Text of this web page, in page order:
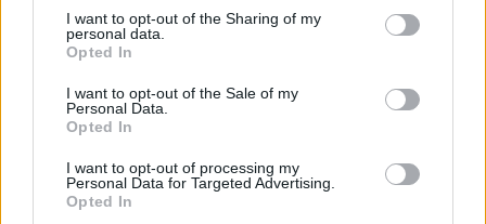
I want to opt-out of the Sharing of my
personal data.
Opted In
I want to opt-out of the Sale of my
Personal Data.
Opted In
I want to opt-out of processing my
Personal Data for Targeted Advertising.
Opted In